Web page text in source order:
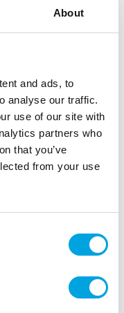
About
and ads, to
analyse our traffic.
use of our site with
partners who
that you’ve
from your use
Myyntiyksikkö: 6